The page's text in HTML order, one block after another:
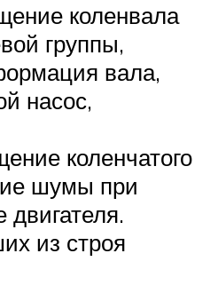
коленвала
группы,
вала,
насос,
коленчатого
шумы при
двигателя.
из строя